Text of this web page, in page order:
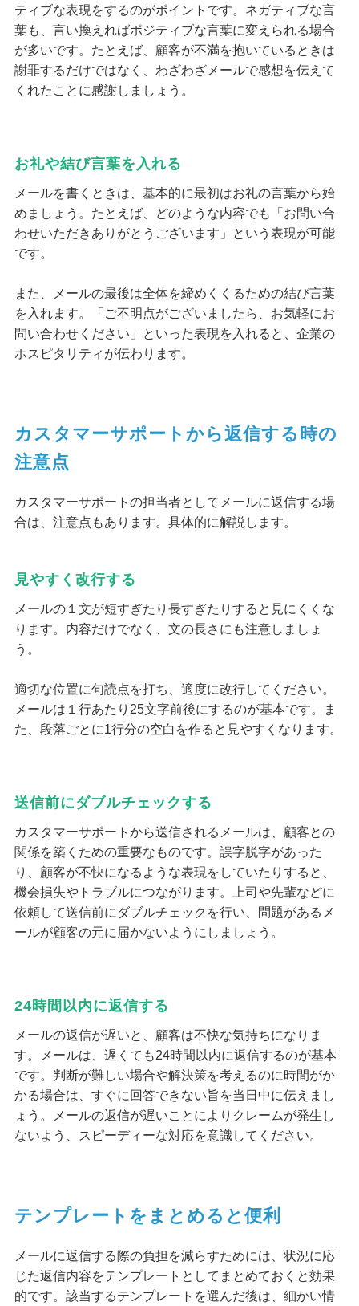
ティブな表現をするのがポイントです。ネガティブな言
葉も、言い換えればポジティブな言葉に変えられる場合
が多いです。たとえば、顧客が不満を抱いているときは
謝罪するだけではなく、わざわざメールで感想を伝えて
くれたことに感謝しましょう。
お礼や結び言葉を入れる
メールを書くときは、基本的に最初はお礼の言葉から始
めましょう。たとえば、どのような内容でも「お問い合
わせいただきありがとうございます」という表現が可能
です。
また、メールの最後は全体を締めくくるための結び言葉
を入れます。「ご不明点がございましたら、お気軽にお
問い合わせください」といった表現を入れると、企業の
ホスピタリティが伝わります。
カスタマーサポートから返信する時の
注意点
カスタマーサポートの担当者としてメールに返信する場
合は、注意点もあります。具体的に解説します。
見やすく改行する
メールの１文が短すぎたり長すぎたりすると見にくくな
ります。内容だけでなく、文の長さにも注意しましょ
う。
適切な位置に句読点を打ち、適度に改行してください。
メールは１行あたり25文字前後にするのが基本です。ま
た、段落ごとに1行分の空白を作ると見やすくなります。
送信前にダブルチェックする
カスタマーサポートから送信されるメールは、顧客との
関係を築くための重要なものです。誤字脱字があった
り、顧客が不快になるような表現をしていたりすると、
機会損失やトラブルにつながります。上司や先輩などに
依頼して送信前にダブルチェックを行い、問題があるメ
ールが顧客の元に届かないようにしましょう。
24時間以内に返信する
メールの返信が遅いと、顧客は不快な気持ちになりま
す。メールは、遅くても24時間以内に返信するのが基本
です。判断が難しい場合や解決策を考えるのに時間がか
かる場合は、すぐに回答できない旨を当日中に伝えまし
ょう。メールの返信が遅いことによりクレームが発生し
ないよう、スピーディーな対応を意識してください。
テンプレートをまとめると便利
メールに返信する際の負担を減らすためには、状況に応
じた返信内容をテンプレートとしてまとめておくと効果
的です。該当するテンプレートを選んだ後は、細かい情